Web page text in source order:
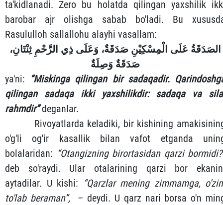
ta'kidlanadi. Zero bu holatda qilingan yaxshilik
barobar ajr olishga sabab bo'ladi. Bu
Rasululloh sallallohu alayhi vasallam:
الصَدَقَةُ عَلَى الْمِسْكِيْنِ صَدَقَةٌ، وَعَلَى ذِي الرَّحْمِ ثِنْتَانِ،
صَدَقَةٌ وَصِلَةٌ
ya'ni: “Miskinga qilingan bir sadaqadir.
qilingan sadaqa ikki yaxshilikdir: sadaqa va
rahmdir”deganlar.
Rivoyatlarda keladiki, bir kishining
o'g'li og'ir kasallik bilan vafot etganda
bolalaridan: “Otangizning birortasidan qarzi
deb so'raydi. Ular otalarining qarzi bor
aytadilar. U kishi: “Qarzlar mening zimmamga,
to'lab beraman”,
– deydi. U qarz nari borsa o'n